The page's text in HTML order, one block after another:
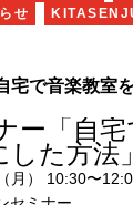
せ
宅で音楽教室
ー「自
た方法」
月） 10:30〜